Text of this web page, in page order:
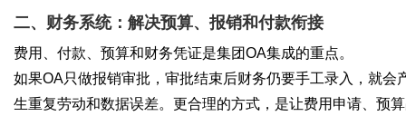
二、财务系统：解决预算、报销和付款衔接
费用、付款、预算和财务凭证是集团OA集成的重点。
如果OA只做报销审批，审批结束后财务仍要手工录入，就会
生重复劳动和数据误差。更合理的方式，是让费用申请、预